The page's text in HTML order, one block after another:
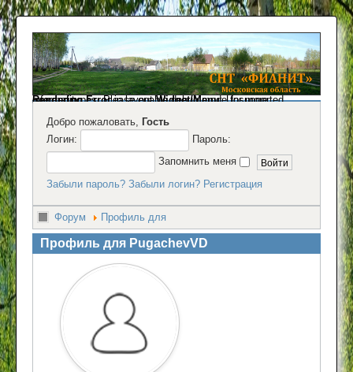
Rendering Errorin layoutWidget/Menu
: Unsupported operand types. Please enable debug mode for more information.
Добро пожаловать,
Гость
Логин:
Пароль:
Запомнить меня
Забыли пароль? Забыли логин? Регистрация
Форум Профиль для
Профиль для PugachevVD